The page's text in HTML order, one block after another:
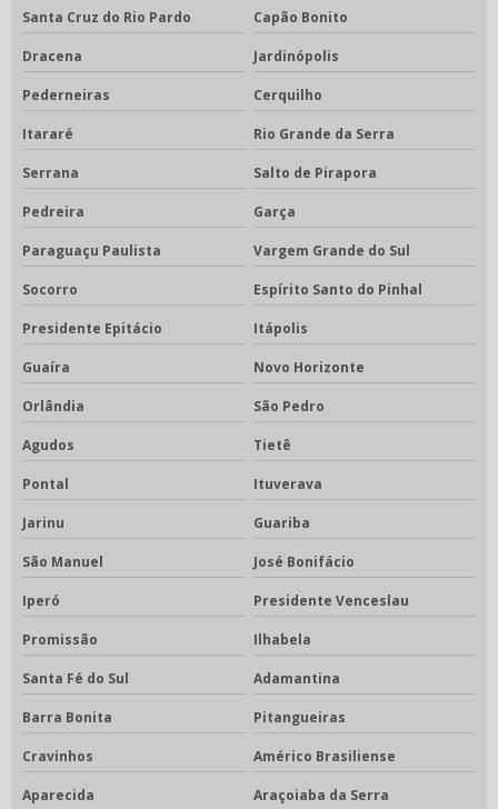
Santa Cruz do Rio Pardo Capão Bonito
Dracena Jardinópolis
Pederneiras Cerquilho
Itararé Rio Grande da Serra
Serrana Salto de Pirapora
Pedreira Garça
Paraguaçu Paulista Vargem Grande do Sul
Socorro Espírito Santo do Pinhal
Presidente Epitácio Itápolis
Guaíra Novo Horizonte
Orlândia São Pedro
Agudos Tietê
Pontal Ituverava
Jarinu Guariba
São Manuel José Bonifácio
Iperó Presidente Venceslau
Promissão Ilhabela
Santa Fé do Sul Adamantina
Barra Bonita Pitangueiras
Cravinhos Américo Brasiliense
Aparecida Araçoiaba da Serra